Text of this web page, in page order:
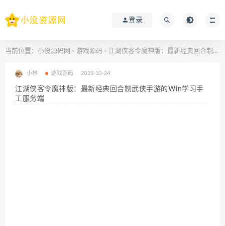
登录
当前位置： 小没源码网 > 游戏源码 > 江湖侠客令魔神版：最新经典回合制武侠手游的Win学习手工服务端
小林 游戏源码 2023-10-24
江湖侠客令魔神版：最新经典回合制武侠手游的Win学习手
工服务端